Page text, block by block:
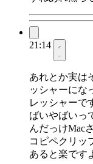
21:14
あれとか実は
ッシャーにな
レッシャーで
ばいやばいっ
んだっけMac
コピペクリッ
あると楽です